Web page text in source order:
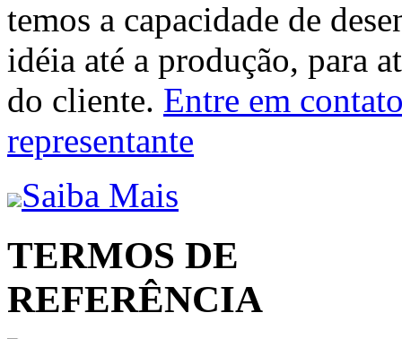
temos a capacidade de
idéia até a produção, para
do cliente. Entre em
representante
Saiba Mais
TERMOS DE
REFERÊNCIA